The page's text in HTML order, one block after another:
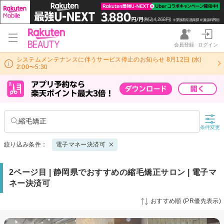
会員登録 ログイン
システムメンテナンスに伴うサービス停止のお知らせ 8月12日 (水)
2:00〜5:30
縮毛矯正
条件変更
絞り込み条件： 電子マネー決済可
2ページ目 | 静岡県でおすすめの縮毛矯正サロン | 電子マ
ネー決済可
おすすめ順 (PR優先表示)